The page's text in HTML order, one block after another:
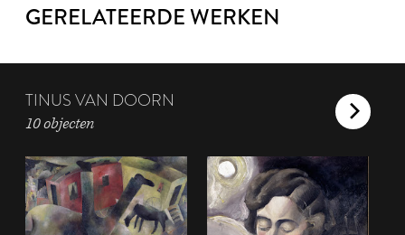
GERELATEERDE WERKEN
TINUS VAN DOORN
10 objecten